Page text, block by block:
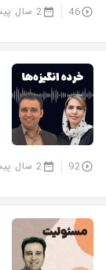
46 2 سال پیش
92 2 سال پیش